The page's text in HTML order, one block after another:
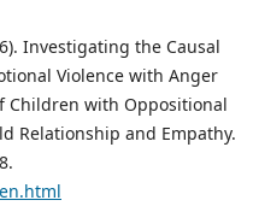
Investigating the Causal
Violence with Anger
Children with Oppositional
Relationship and Empathy.